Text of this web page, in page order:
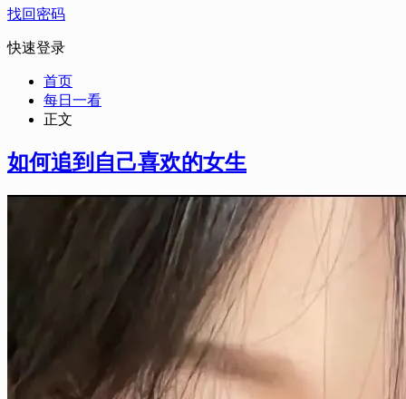
找回密码
快速登录
首页
每日一看
正文
如何追到自己喜欢的女生